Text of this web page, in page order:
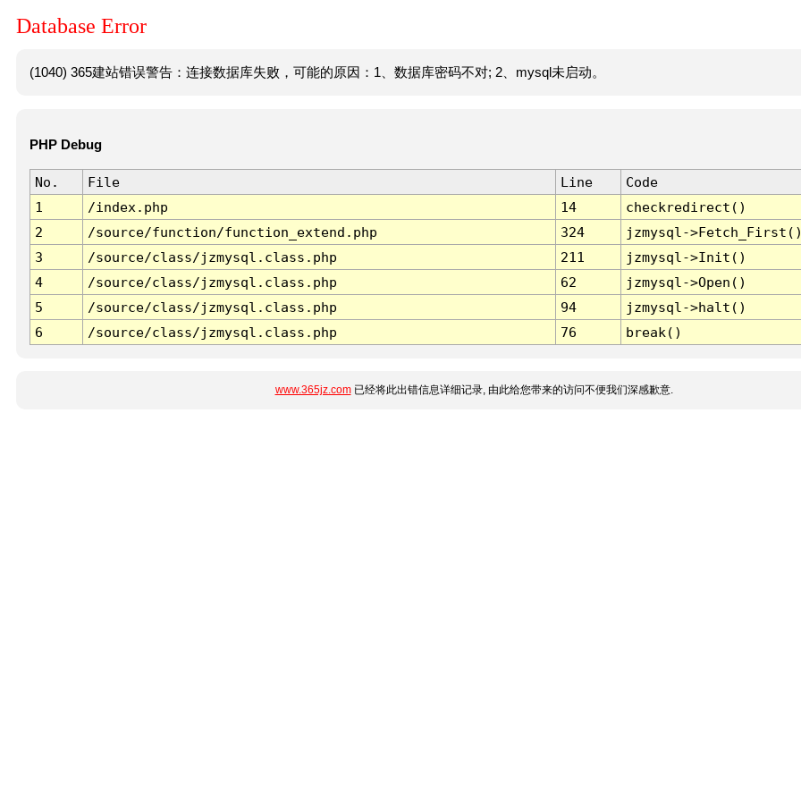
Database Error
(1040) 365建站错误警告：连接数据库失败，可能的原因：1、数据库密码不对; 2、mysql未启动。
PHP Debug
No. File Line
Code
1
/index.php 14
checkredirect()
2
/source/function/function_extend.php 324
jzmysql-
3
/source/class/jzmysql.class.php 211
jzmysql->Init()
4
/source/class/jzmysql.class.php 62
jzmysql->Open()
5
/source/class/jzmysql.class.php 94
jzmysql->halt()
6
/source/class/jzmysql.class.php 76 break()
www.365jz.com已经将此出错信息详细记录, 由此给您带来的访问不便我们深感歉意.